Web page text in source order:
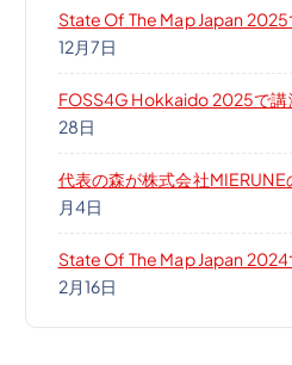
State Of The Map Japan
12月7日
FOSS4G Hokkaido 2025で講
28日
代表の森が株式会社
月4日
State Of The Map Japan
2月16日